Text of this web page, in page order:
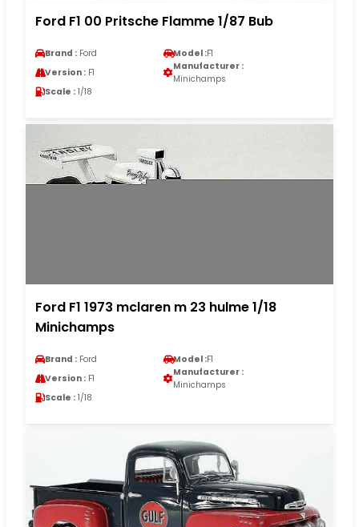
Ford F1 00 Pritsche Flamme 1/87 Bub
Brand : Ford Model :F1
Version : F1
Manufacturer :
Minichamps
Scale : 1/18
Ford F1 1973 mclaren m 23 hulme 1/18
Minichamps
Brand : Ford Model :F1
Version : F1
Manufacturer :
Minichamps
Scale : 1/18